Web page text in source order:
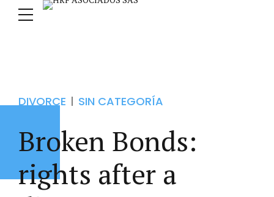
DIVORCE SIN CATEGORÍA
Broken Bonds:
rights after a